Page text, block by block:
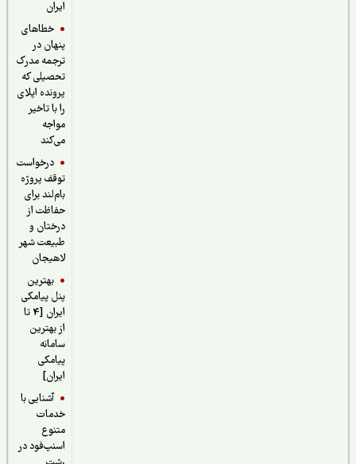
خطاهای
پنهان در
ترجمه مدرک
تحصیلی که
پرونده اپلای
را با تاخیر
درخواست
توقف پروژه
بام‌لند برای
حفاظت از
درختان و
طبیعت شهر
لاهیجان
بهترین
پنل پیامکی
ایران [4 تا
از بهترین
سامانه
پیامکی
آشنایی با
خدمات
اسنپ‌فود در